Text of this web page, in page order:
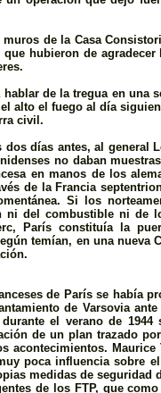
de la Casa
hubieron de
de la tregua en una
alto el fuego al dí­a
civil.
dí­as antes, al general
no daban
en manos de los
de la Francia
Si los
del combustible ni de
Parí­s constituía la
temí­an, en una nueva
de París se había
de Varsovia
el verano de 1944
de un plan trazado
acontecimientos. Maurice
poca influencia sobre
medidas de seguridad
de los FTP, que